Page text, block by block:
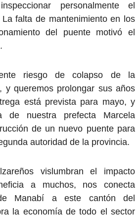
personalmente el
falta de mantenimiento en los
del puente motivó el
riesgo de colapso de la
y queremos prolongar sus años
está prevista para mayo, y
de nuestra prefecta Marcela
de un nuevo puente para
autoridad de la provincia.
vislumbran el impacto
a muchos, nos conecta
Manabí a este cantón del
la economía de todo el sector